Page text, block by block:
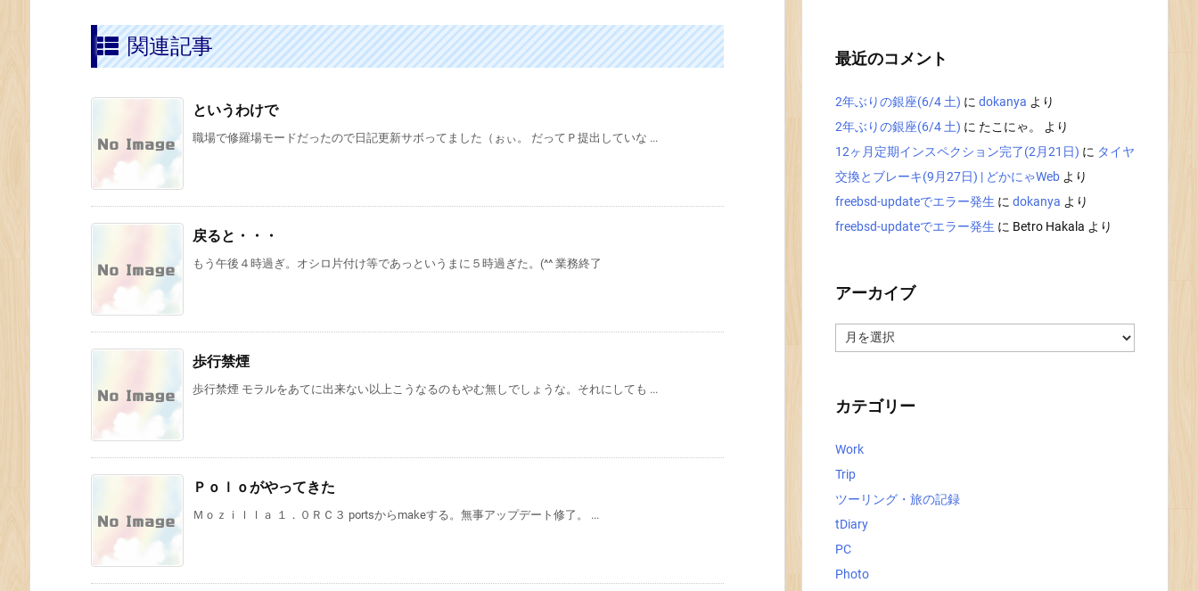
関連記事
というわけで
職場で修羅場モードだったので日記更新サボってました（ぉぃ。 だってＰ提出していな ...
戻ると・・・
もう午後４時過ぎ。オシロ片付け等であっというまに５時過ぎた。(^^ 業務終了
歩行禁煙
歩行禁煙 モラルをあてに出来ない以上こうなるのもやむ無しでしょうな。それにしても ...
Ｐｏｌｏがやってきた
Ｍｏｚｉｌｌａ １．０ＲＣ３ portsからmakeする。無事アップデート修了。 ...
最近のコメント
2年ぶりの銀座(6/4 土) に dokanya より
2年ぶりの銀座(6/4 土) に たこにゃ。
より
12ヶ月定期インスペクション完了(2月21日) に タイヤ
交換とブレーキ(9月27日) | どかにゃWeb より
freebsd-updateでエラー発生 に dokanya より
freebsd-updateでエラー発生 に Betro Hakala より
アーカイブ
ー
カテゴリー
Work
Trip
ツーリング・旅の記録
tDiary
PC
Photo